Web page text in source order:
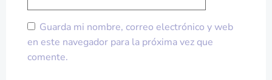
Guarda mi nombre, correo electrónico y web
en este navegador para la próxima vez que
comente.